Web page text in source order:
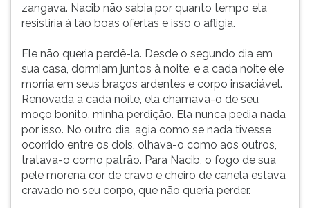
zangava. Nacib não sabia por quanto tempo ela
resistiria à tão boas ofertas e isso o afligia.
Ele não queria perdê-la. Desde o segundo dia em
sua casa, dormiam juntos à noite, e a cada noite ele
morria em seus braços ardentes e corpo insaciável.
Renovada a cada noite, ela chamava-o de seu
moço bonito, minha perdição. Ela nunca pedia nada
por isso. No outro dia, agia como se nada tivesse
ocorrido entre os dois, olhava-o como aos outros,
tratava-o como patrão. Para Nacib, o fogo de sua
pele morena cor de cravo e cheiro de canela estava
cravado no seu corpo, que não queria perder.